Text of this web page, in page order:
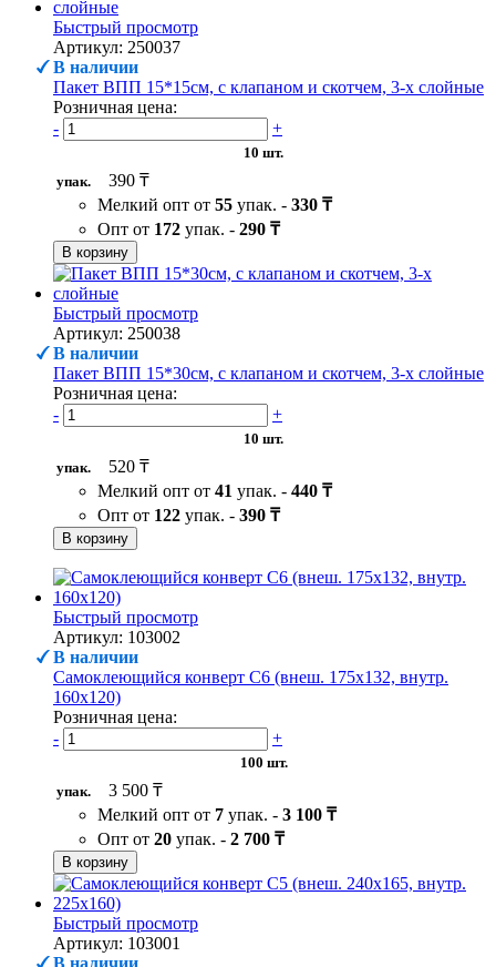
Быстрый просмотр
Артикул: 250037
В наличии
Пакет ВПП 15*15см, с клапаном и скотчем, 3-х слойные
Розничная цена:
-
+
10 шт.
упак.
390 ₸
Мелкий опт от 55 упак. - 330 ₸
Опт от 172 упак. - 290 ₸
В корзину
Быстрый просмотр
Артикул: 250038
В наличии
Пакет ВПП 15*30см, с клапаном и скотчем, 3-х слойные
Розничная цена:
-
+
10 шт.
упак.
520 ₸
Мелкий опт от 41 упак. - 440 ₸
Опт от 122 упак. - 390 ₸
В корзину
Быстрый просмотр
Артикул: 103002
В наличии
Самоклеющийся конверт С6 (внеш. 175х132, внутр.
160х120)
Розничная цена:
-
+
100 шт.
упак.
3 500 ₸
Мелкий опт от 7 упак. - 3 100 ₸
Опт от 20 упак. - 2 700 ₸
В корзину
Быстрый просмотр
Артикул: 103001
В наличии